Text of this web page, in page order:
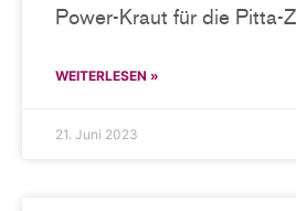
Power-Kraut für die Pitta-
WEITERLESEN »
21. Juni 2023